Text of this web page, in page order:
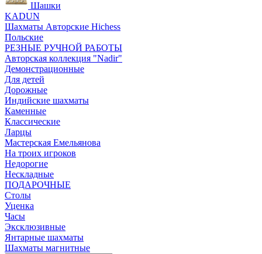
Шашки
KADUN
Шахматы Авторские Hichess
Польские
РЕЗНЫЕ РУЧНОЙ РАБОТЫ
Авторская коллекция "Nadir"
Демонстрационные
Для детей
Дорожные
Индийские шахматы
Каменные
Классические
Ларцы
Мастерская Емельянова
На троих игроков
Недорогие
Нескладные
ПОДАРОЧНЫЕ
Столы
Уценка
Часы
Эксклюзивные
Янтарные шахматы
Шахматы магнитные